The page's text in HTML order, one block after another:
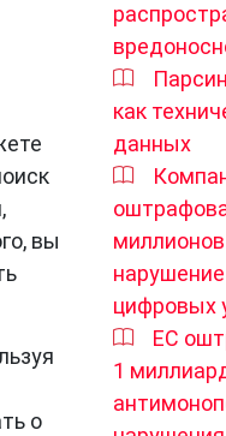
вы
о
как
данных
цифровых
ЕС
1